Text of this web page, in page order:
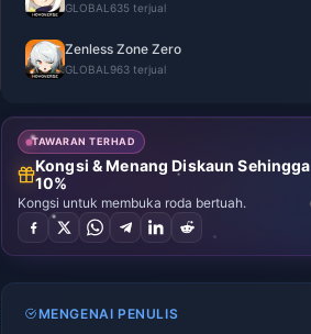
GLOBAL 635 terjual
Zenless Zone Zero
GLOBAL 963 terjual
TAWARAN TERHAD
Kongsi & Menang Diskaun Sehingga
10%
Kongsi untuk membuka roda bertuah.
MENGENAI PENULIS